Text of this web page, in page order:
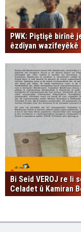
PWK: Piştişê birînê
êzdîyan wazîfeyêkê
Bi Seîd VEROJ re li
Celadet û Kamiran